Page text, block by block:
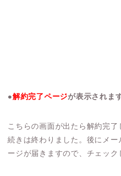
●解約完了ページが表示されま
こちらの画面が出たら解約完
続きは終わりました。後にメ
ージが届きますので、チェック